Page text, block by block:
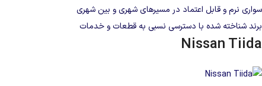
سواری نرم و قابل‌ اعتماد در مسیرهای شهری و بین‌ شهری
برند شناخته‌ شده با دسترسی نسبی به قطعات و خدمات
Nissan Tiida